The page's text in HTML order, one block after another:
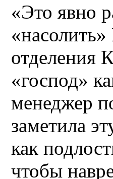
«Это явно
отделения
«господ»
менеджер
заметила
как
чтобы